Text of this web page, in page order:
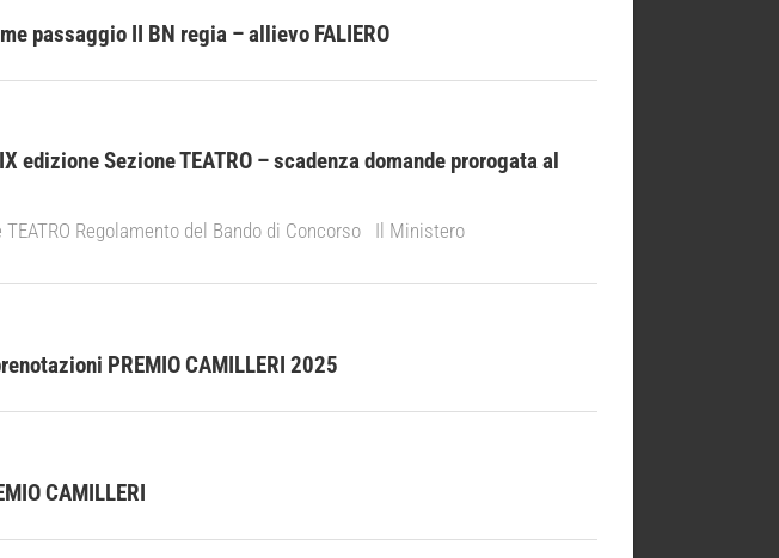
passaggio II BN regia – allievo FALIERO
edizione Sezione TEATRO – scadenza domande prorogata al
TEATRO Regolamento del Bando di Concorso Il Ministero
PREMIO CAMILLERI 2025
CAMILLERI